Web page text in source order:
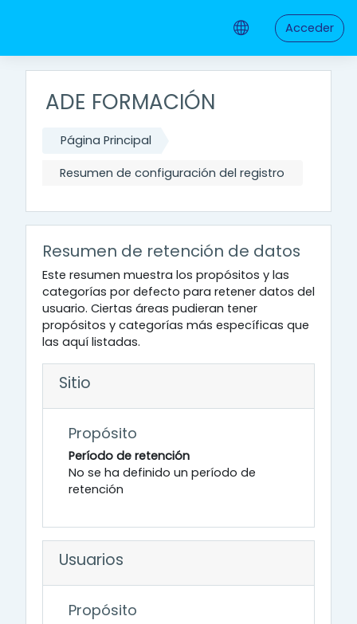
Acceder
ADE FORMACIÓN
Página Principal
Resumen de configuración del registro
Resumen de retención de datos
Este resumen muestra los propósitos y las
categorías por defecto para retener datos del
usuario. Ciertas áreas pudieran tener
propósitos y categorías más específicas que
las aquí listadas.
Sitio
Propósito
Período de retención
No se ha definido un período de
retención
Usuarios
Propósito